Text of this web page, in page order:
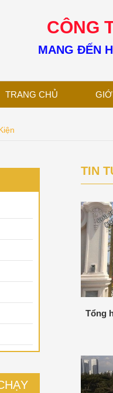
CÔNG
MANG ĐẾN
TRANG CHỦ
TIN
Tổng